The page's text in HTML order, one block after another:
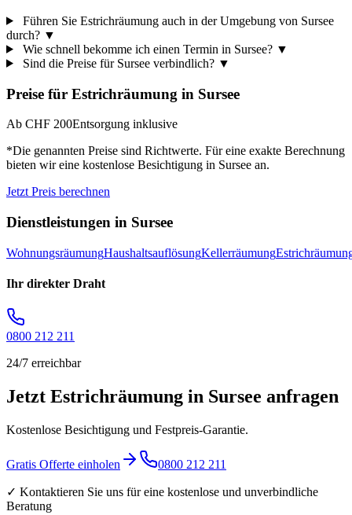
Führen Sie Estrichräumung auch in der Umgebung von Sursee
durch? ▼
Wie schnell bekomme ich einen Termin in Sursee? ▼
Sind die Preise für Sursee verbindlich? ▼
Preise für Estrichräumung in Sursee
Ab CHF 200Entsorgung inklusive
*Die genannten Preise sind Richtwerte. Für eine exakte Berechnung
bieten wir eine kostenlose Besichtigung in Sursee an.
Jetzt Preis berechnen
Dienstleistungen in Sursee
WohnungsräumungHaushaltsauflösungKellerräumung
Ihr direkter Draht
0800 212 211
24/7 erreichbar
Jetzt Estrichräumung in Sursee anfragen
Kostenlose Besichtigung und Festpreis-Garantie.
Gratis Offerte einholen 0800 212 211
✓ Kontaktieren Sie uns für eine kostenlose und unverbindliche
Beratung